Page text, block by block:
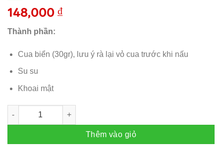
148,000 ₫
Thành phần:
Cua biển (30gr), lưu ý rà lại vỏ cua trước khi nấu
Su su
Khoai mật
Mix Thịt Cua Biển - H10 số lượng
Thêm vào giỏ